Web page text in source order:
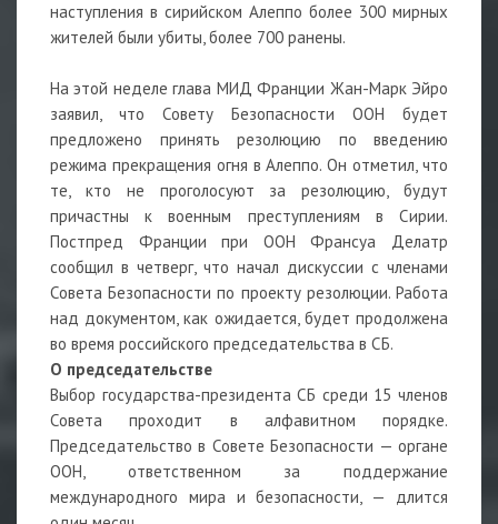
наступления в сирийском Алеппо более 300 мирных
жителей были убиты, более 700 ранены.
На этой неделе глава МИД Франции Жан-Марк Эйро
заявил, что Совету Безопасности ООН будет
предложено принять резолюцию по введению
режима прекращения огня в Алеппо. Он отметил, что
те, кто не проголосуют за резолюцию, будут
причастны к военным преступлениям в Сирии.
Постпред Франции при ООН Франсуа Делатр
сообщил в четверг, что начал дискуссии с членами
Совета Безопасности по проекту резолюции. Работа
над документом, как ожидается, будет продолжена
во время российского председательства в СБ.
О председательстве
Выбор государства-президента СБ среди 15 членов
Совета проходит в алфавитном порядке.
Председательство в Совете Безопасности — органе
ООН, ответственном за поддержание
международного мира и безопасности, — длится